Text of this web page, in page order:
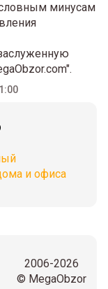
минусам
и офиса
2006-2026
© MegaObzor